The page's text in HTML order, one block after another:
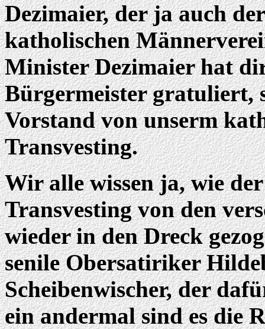
Dezimaier, der ja auch
katholischen
Minister Dezimaier hat
Bürgermeister gratuliert,
Vorstand von unserm
Transvesting.
Wir alle wissen ja, wie
Transvesting von den
wieder in den Dreck
senile Obersatiriker
Scheibenwischer, der
ein andermal sind es die